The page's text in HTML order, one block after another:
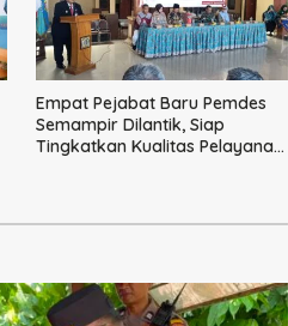
Empat Pejabat Baru Pemdes
Semampir Dilantik, Siap
Tingkatkan Kualitas Pelayanan